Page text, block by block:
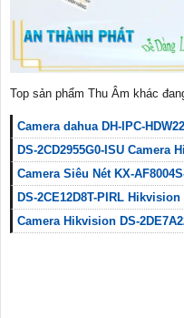
Top sản phẩm Thu Âm khác
Camera dahua DH-IPC-
DS-2CD2955G0-ISU Camera
Camera Siêu Nét KX-
DS-2CE12D8T-PIRL Hikvision
Camera Hikvision DS-